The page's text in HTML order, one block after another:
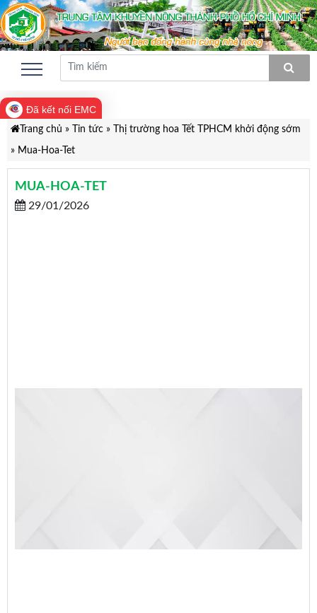
Đã kết nối EMC
Trang chủ » Tin tức»
Thị trường hoa Tết TPHCM khởi động sớm
» Mua-Hoa-Tet
MUA-HOA-TET
29/01/2026